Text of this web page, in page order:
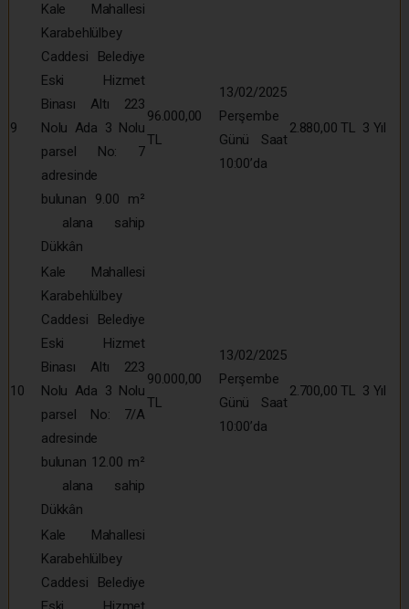
9
Kale Mahallesi
Karabehlülbey
Caddesi Belediye
Eski Hizmet
Binası Altı 223
Nolu Ada 3 Nolu
parsel No: 7
adresinde
bulunan 9.00 m²
alana sahip
Dükkân
96.000,00
TL
13/02/2025
Perşembe
Günü Saat
10:00’da
2.880,00 TL 3 Yıl
10
Kale Mahallesi
Karabehlülbey
Caddesi Belediye
Eski Hizmet
Binası Altı 223
Nolu Ada 3 Nolu
parsel No: 7/A
adresinde
bulunan 12.00 m²
alana sahip
Dükkân
90.000,00
TL
13/02/2025
Perşembe
Günü Saat
10:00’da
2.700,00 TL 3 Yıl
Kale Mahallesi
Karabehlülbey
Caddesi Belediye